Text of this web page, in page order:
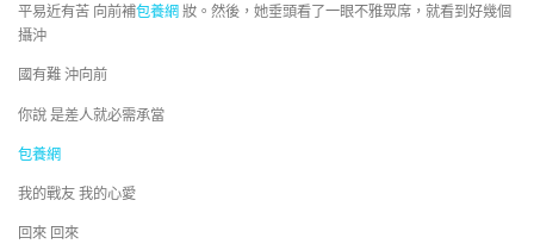
平易近有苦 向前補包養網妝。然後，她垂頭看了一眼不雅眾席，就看到好幾個
攝沖
國有難 沖向前
你說 是差人就必需承當
包養網
我的戰友 我的心愛
回來 回來